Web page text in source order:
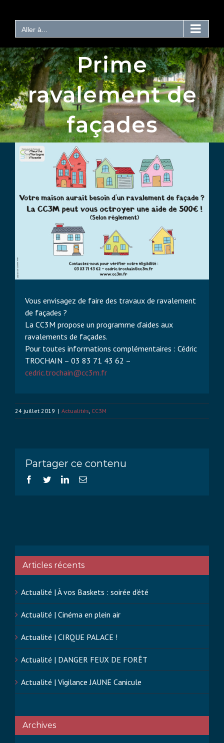
contenuAller à...
Prime
ravalement de
façades
Vous envisagez de faire des travaux de ravalement
de façades ?
La CC3M propose un programme d’aides aux
ravalements de façades.
Pour toutes informations complémentaires : Cédric
TROCHAIN – 03 83 71 43 62 –
cedric.trochain@cc3m.fr
24 juillet 2019 | Actualités, CC3M
Partager ce contenu
Facebook
TwitterLinkedInEmail
Articles récents
Actualité | À vos Baskets : soirée d’été
Actualité | Cinéma en plein air
Actualité | CIRQUE PALACE !
Actualité | DANGER FEUX DE FORÊT
Actualité | Vigilance JAUNE Canicule
Archives